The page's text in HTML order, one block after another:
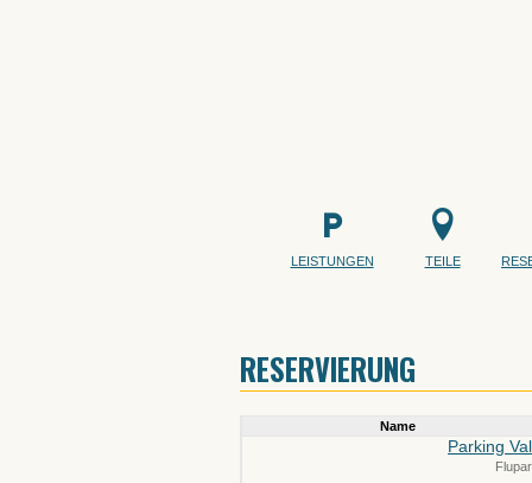
LEISTUNGEN TEILE
RESERVIERUNG
Name
Parking